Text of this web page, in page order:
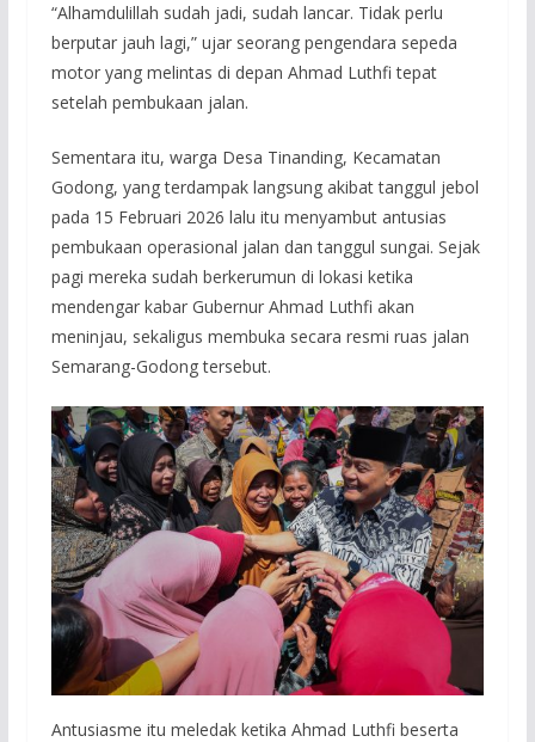
“Alhamdulillah sudah jadi, sudah lancar. Tidak perlu
berputar jauh lagi,” ujar seorang pengendara sepeda
motor yang melintas di depan Ahmad Luthfi tepat
setelah pembukaan jalan.
Sementara itu, warga Desa Tinanding, Kecamatan
Godong, yang terdampak langsung akibat tanggul jebol
pada 15 Februari 2026 lalu itu menyambut antusias
pembukaan operasional jalan dan tanggul sungai. Sejak
pagi mereka sudah berkerumun di lokasi ketika
mendengar kabar Gubernur Ahmad Luthfi akan
meninjau, sekaligus membuka secara resmi ruas jalan
Semarang-Godong tersebut.
Antusiasme itu meledak ketika Ahmad Luthfi beserta